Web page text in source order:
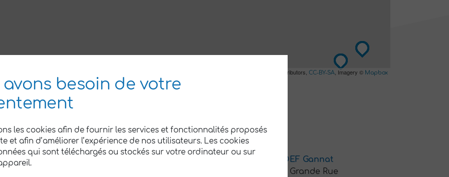
contributors, CC-BY-SA , Imagery © Mapbox
Clermont-Ferrand
ADEF Gannat
42 Grande Rue
avons besoin de votre
les cookies afin de fournir les services et fonctionnalités proposés
et afin d’améliorer l’expérience de nos utilisateurs. Les cookies
qui sont téléchargés ou stockés sur votre ordinateur ou sur